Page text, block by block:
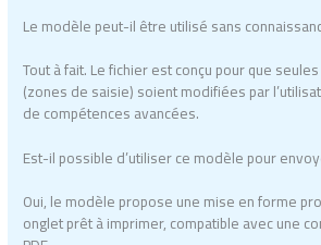
Le modèle peut-il être utilisé sans
Tout à fait. Le fichier est conçu pour que
(zones de saisie) soient modifiées par
de compétences avancées.
Est-il possible d’utiliser ce modèle pour
Oui, le modèle propose une mise en forme
onglet prêt à imprimer, compatible avec une